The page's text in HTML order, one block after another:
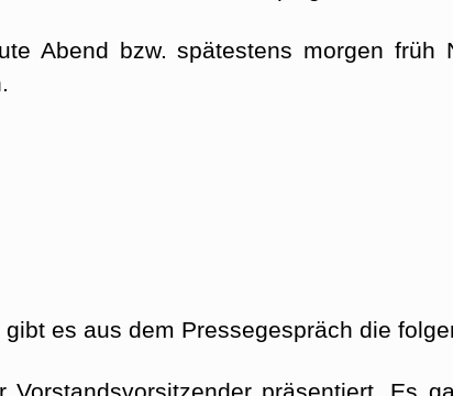
Abend bzw. spätestens morgen früh
es aus dem Pressegespräch die